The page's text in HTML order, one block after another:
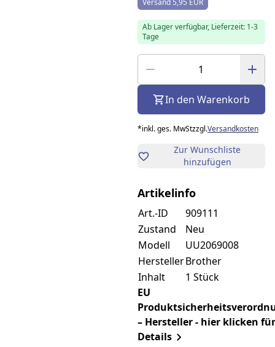
Ab Lager verfügbar, Lieferzeit: 1-3
Tage
In den Warenkorb
*inkl. ges. MwStzzgl.Versandkosten
Zur Wunschliste
hinzufügen
Artikelinfo
Art.-ID
909111
Zustand
Neu
Modell
UU2069008
HerstellerBrother
Inhalt
1 Stück
EU
– Hersteller - hier klicken für
Details